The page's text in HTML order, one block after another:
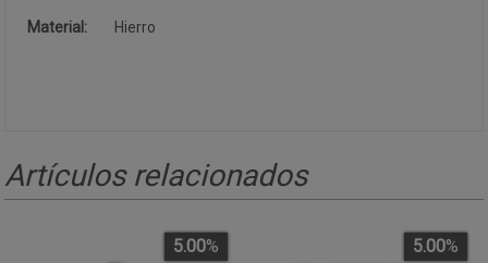
Material: Hierro
Artículos relacionados
5.00% 5.00%